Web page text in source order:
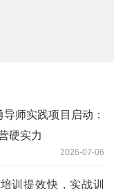
师实践项目启动：
硬实力
2026-07-06
训提效快，实战训